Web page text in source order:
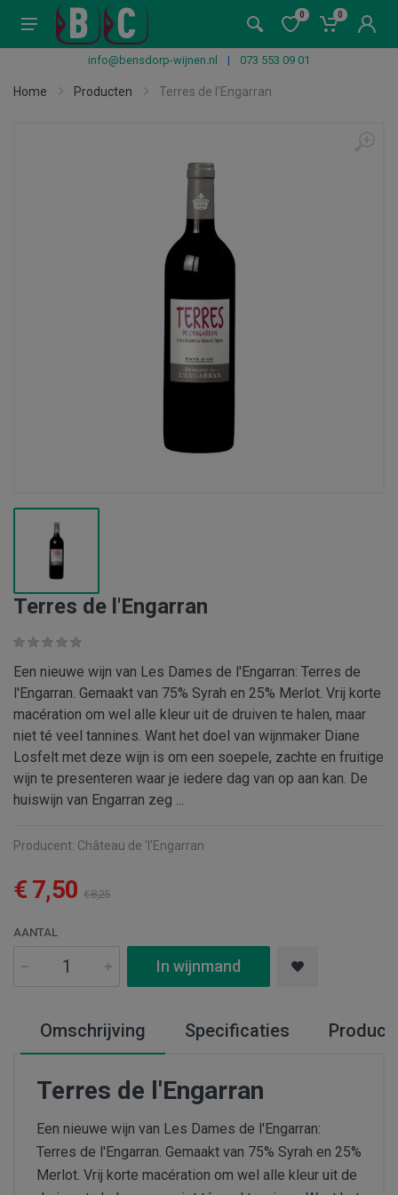
0 0
info@bensdorp-wijnen.nl | 073 553 09 01
Home Producten Terres de l'Engarran
Terres de l'Engarran
Een nieuwe wijn van Les Dames de l'Engarran: Terres de
l'Engarran. Gemaakt van 75% Syrah en 25% Merlot. Vrij korte
macération om wel alle kleur uit de druiven te halen, maar
niet té veel tannines. Want het doel van wijnmaker Diane
Losfelt met deze wijn is om een soepele, zachte en fruitige
wijn te presenteren waar je iedere dag van op aan kan. De
huiswijn van Engarran zeg ...
Producent: Château de 'l'Engarran
€ 7,50 € 8,25
AANTAL
In wijnmand
Omschrijving Specificaties
Terres de l'Engarran
Een nieuwe wijn van Les Dames de l'Engarran:
Terres de l'Engarran. Gemaakt van 75% Syrah en 25%
Merlot. Vrij korte macération om wel alle kleur uit de